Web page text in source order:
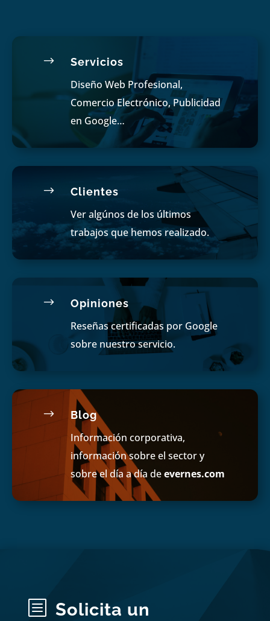
$ Servicios
Diseño Web Profesional,
Comercio Electrónico, Publicidad
en Google…
$ Clientes
Ver algúnos de los últimos
trabajos que hemos realizado.
$ Opiniones
Reseñas certificadas por Google
sobre nuestro servicio.
$ Blog
Información corporativa,
información sobre el sector y
sobre el día a día deevernes.com
b
Solicita un